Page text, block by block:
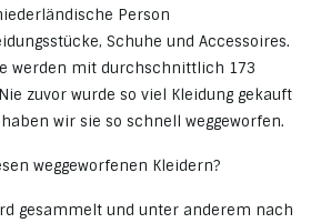
Person
Schuhe und Accessoires.
werden mit durchschnittlich 173
zuvor wurde so viel Kleidung gekauft
wir sie so schnell weggeworfen.
weggeworfenen Kleidern?
gesammelt und unter anderem nach